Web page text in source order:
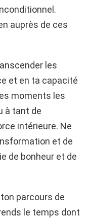
auprès de ces
les
et en ta capacité
moments les
à tant de
intérieure. Ne
et de
de bonheur et de
parcours de
le temps dont